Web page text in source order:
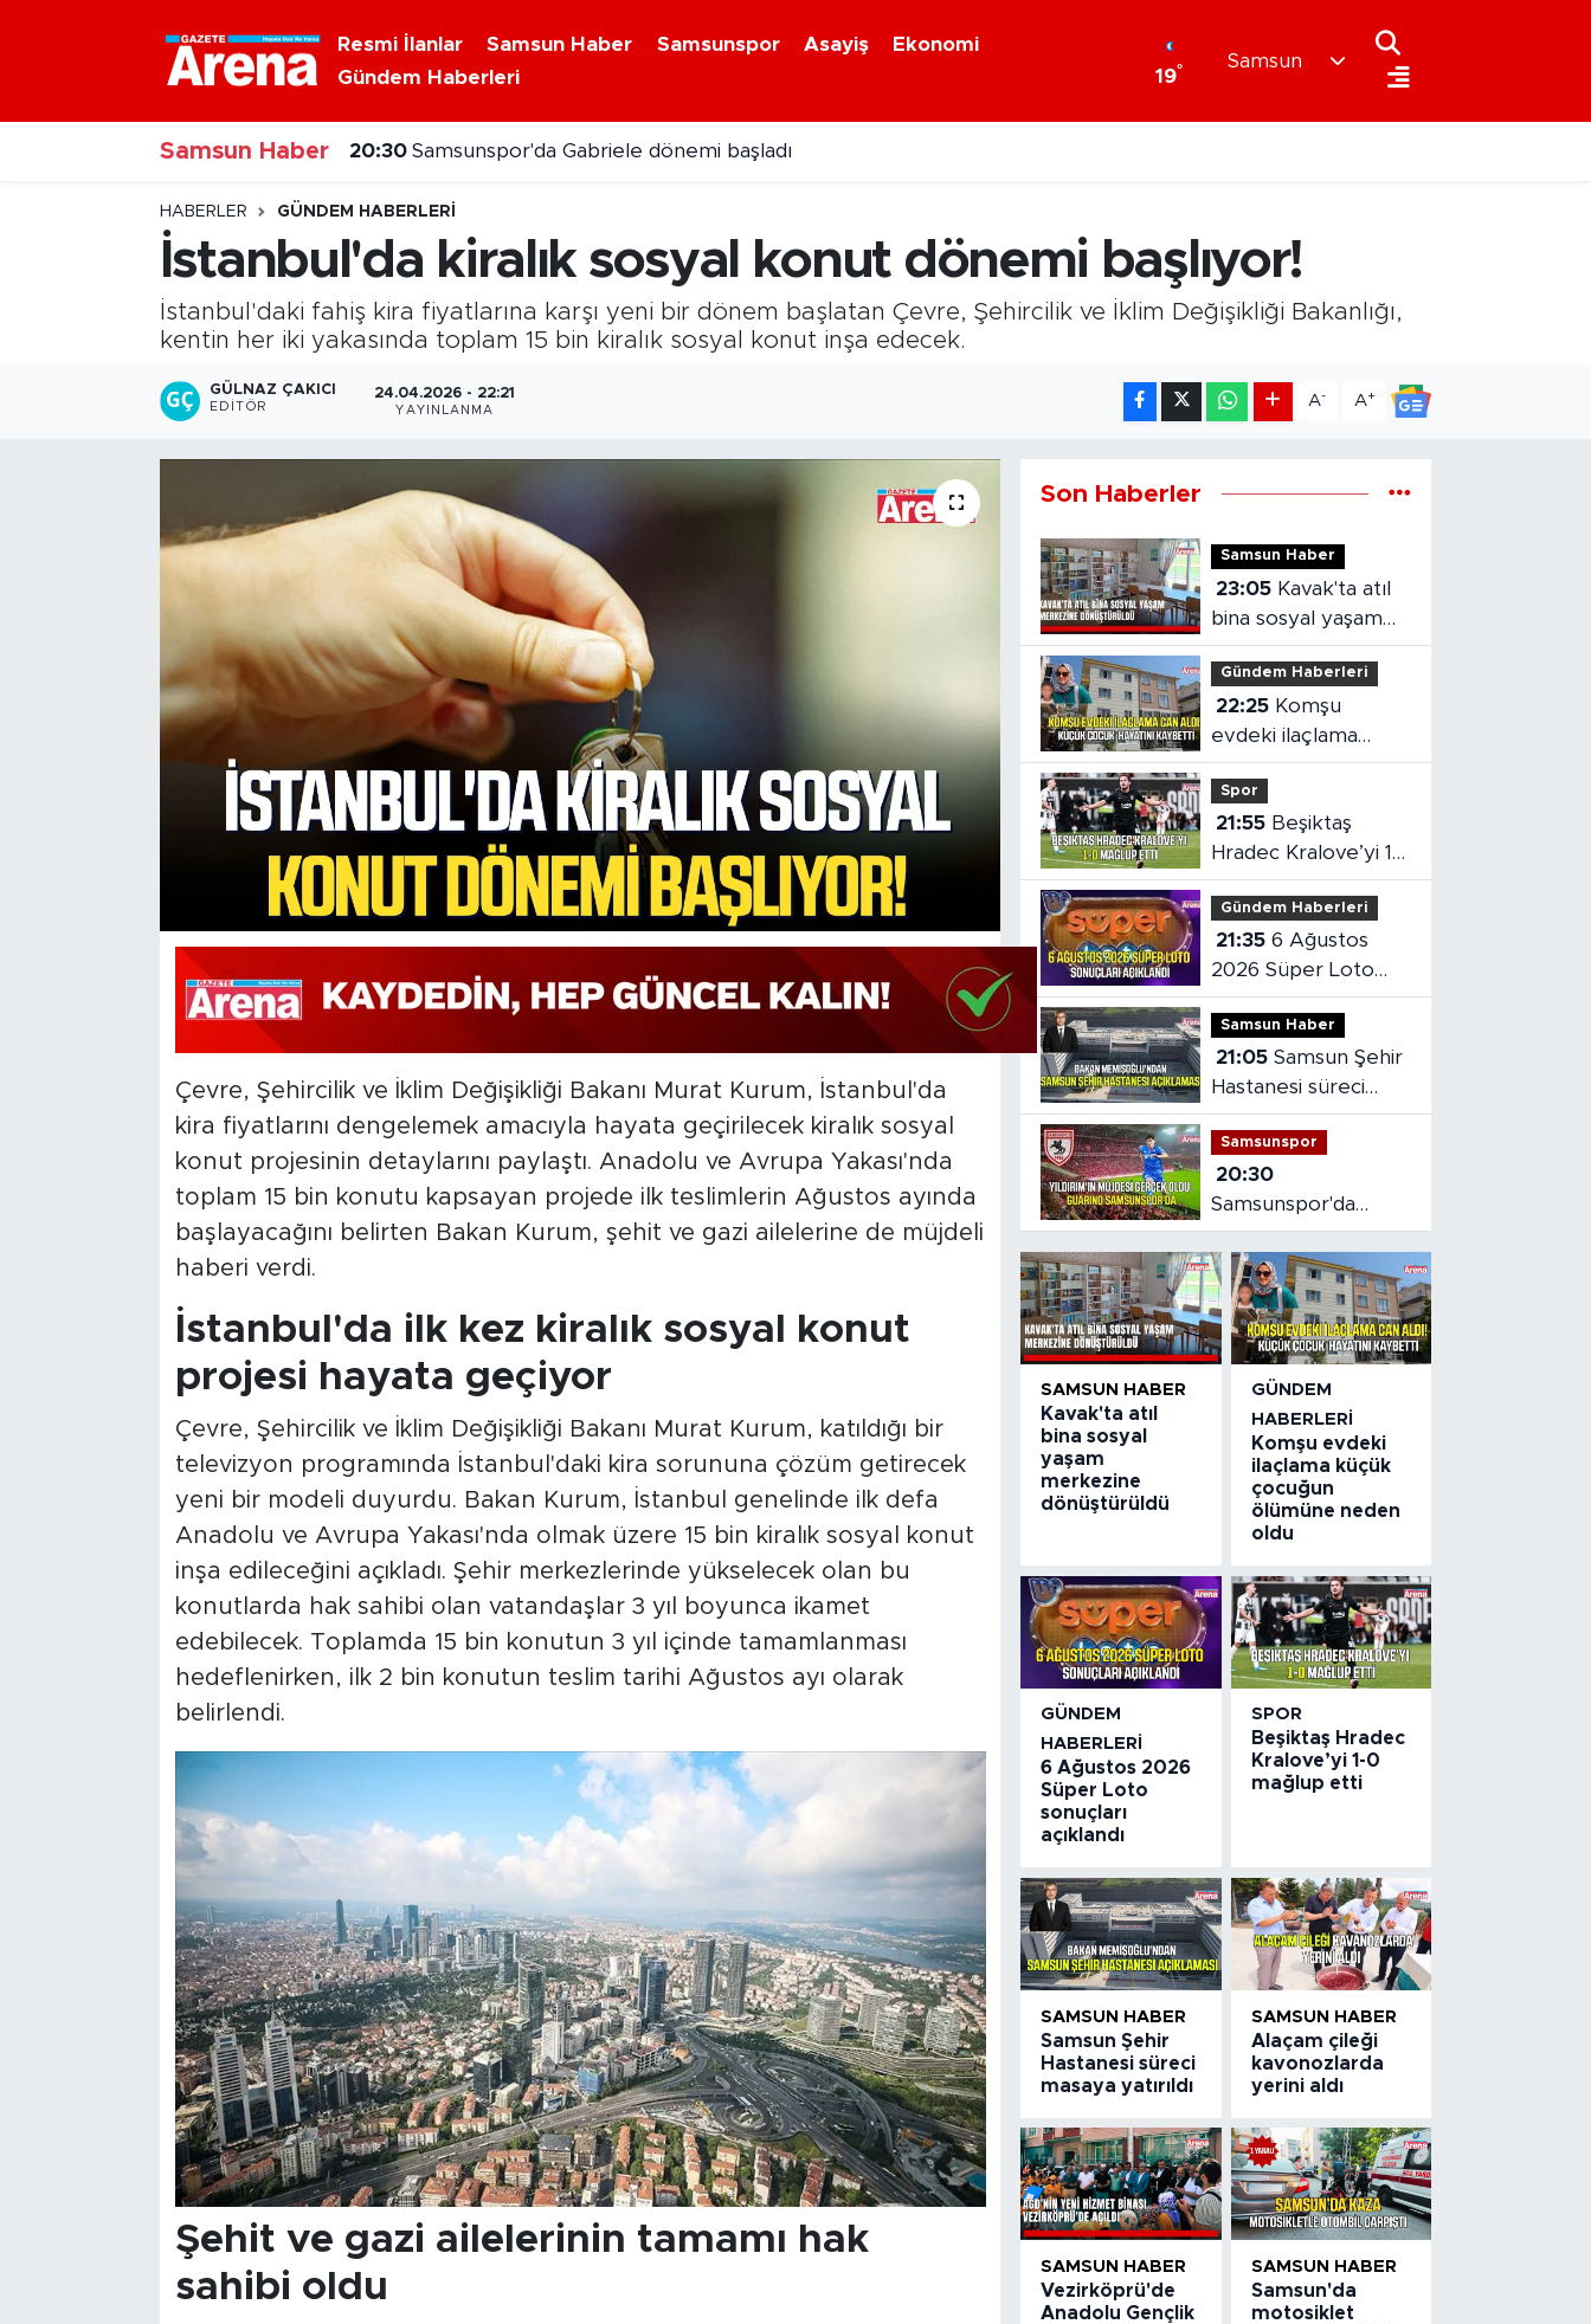
Resmi İlanlar Samsun Haber Samsunspor Asayiş
Ekonomi
Gündem Haberleri
19°
Samsun
Samsun Haber 20:30 Samsunspor'da Gabriele dönemi başladı
20:20 Alaçam çileği kavonozlarda yerini aldı
HABERLER GÜNDEM HABERLERI
İstanbul'da kiralık sosyal konut dönemi başlıyor!
İstanbul'daki fahiş kira fiyatlarına karşı yeni bir dönem başlatan Çevre, Şehircilik ve İklim Değişikliği Bakanlığı,
kentin her iki yakasında toplam 15 bin kiralık sosyal konut inşa edecek.
GÜLNAZ ÇAKICI
EDITÖR
24.04.2026 - 22:21
YAYINLANMA
A- A+
Çevre, Şehircilik ve İklim Değişikliği Bakanı Murat Kurum, İstanbul'da
kira fiyatlarını dengelemek amacıyla hayata geçirilecek kiralık sosyal
konut projesinin detaylarını paylaştı. Anadolu ve Avrupa Yakası'nda
toplam 15 bin konutu kapsayan projede ilk teslimlerin Ağustos ayında
başlayacağını belirten Bakan Kurum, şehit ve gazi ailelerine de müjdeli
haberi verdi.
İstanbul'da ilk kez kiralık sosyal konut
projesi hayata geçiyor
Çevre, Şehircilik ve İklim Değişikliği Bakanı Murat Kurum, katıldığı bir
televizyon programında İstanbul'daki kira sorununa çözüm getirecek
yeni bir modeli duyurdu. Bakan Kurum, İstanbul genelinde ilk defa
Anadolu ve Avrupa Yakası'nda olmak üzere 15 bin kiralık sosyal konut
inşa edileceğini açıkladı. Şehir merkezlerinde yükselecek olan bu
konutlarda hak sahibi olan vatandaşlar 3 yıl boyunca ikamet
edebilecek. Toplamda 15 bin konutun 3 yıl içinde tamamlanması
hedeflenirken, ilk 2 bin konutun teslim tarihi Ağustos ayı olarak
belirlendi.
Şehit ve gazi ailelerinin tamamı hak
sahibi oldu
Son Haberler
Samsun Haber
23:05
bina sosyal yaşam
merkezine
dönüştürüldü
Gündem Haberleri
22:25
evdeki ilaçlama
küçük çocuğun
ölümüne neden oldu
Spor
21:55
Hradec Kralove’yi 1-
0 mağlup etti
Gündem Haberleri
21:35 6 Ağustos
2026 Süper Loto
sonuçları açıklandı
Samsun Haber
21:05 Samsun Şehir
Hastanesi süreci
masaya yatırıldı
Samsunspor
20:30
Samsunspor'da
Gabriele dönemi
başladı
SAMSUN HABER
Kavak'ta atıl
bina sosyal
yaşam
merkezine
dönüştürüldü
GÜNDEM
HABERLERI
Komşu evdeki
ilaçlama küçük
çocuğun
ölümüne neden
oldu
GÜNDEM
HABERLERI
6 Ağustos 2026
Süper Loto
sonuçları
açıklandı
SPOR
Beşiktaş Hradec
Kralove’yi 1-0
mağlup etti
SAMSUN HABER
Samsun Şehir
Hastanesi süreci
masaya yatırıldı
SAMSUN HABER
Alaçam çileği
kavonozlarda
yerini aldı
SAMSUN HABER
Vezirköprü'de
Anadolu Gençlik
SAMSUN HABER
Samsun'da
motosiklet
Nöbetçi Eczaneler
Hava Durumu
Samsun Namaz Vakitleri
Trafik Durumu
Süper Lig Puan Durumu ve Fikstür
Tüm Manşetler